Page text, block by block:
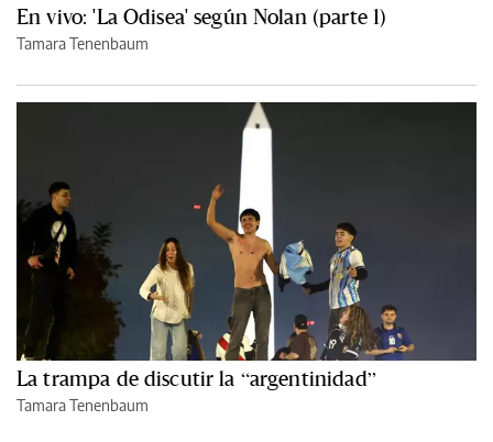
En vivo: 'La Odisea' según Nolan (parte 1)
Tamara Tenenbaum
La trampa de discutir la “argentinidad”
Tamara Tenenbaum